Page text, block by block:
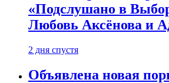
«Подслушано в
Любовь Аксёнова и
2 дня спустя
Объявлена новая